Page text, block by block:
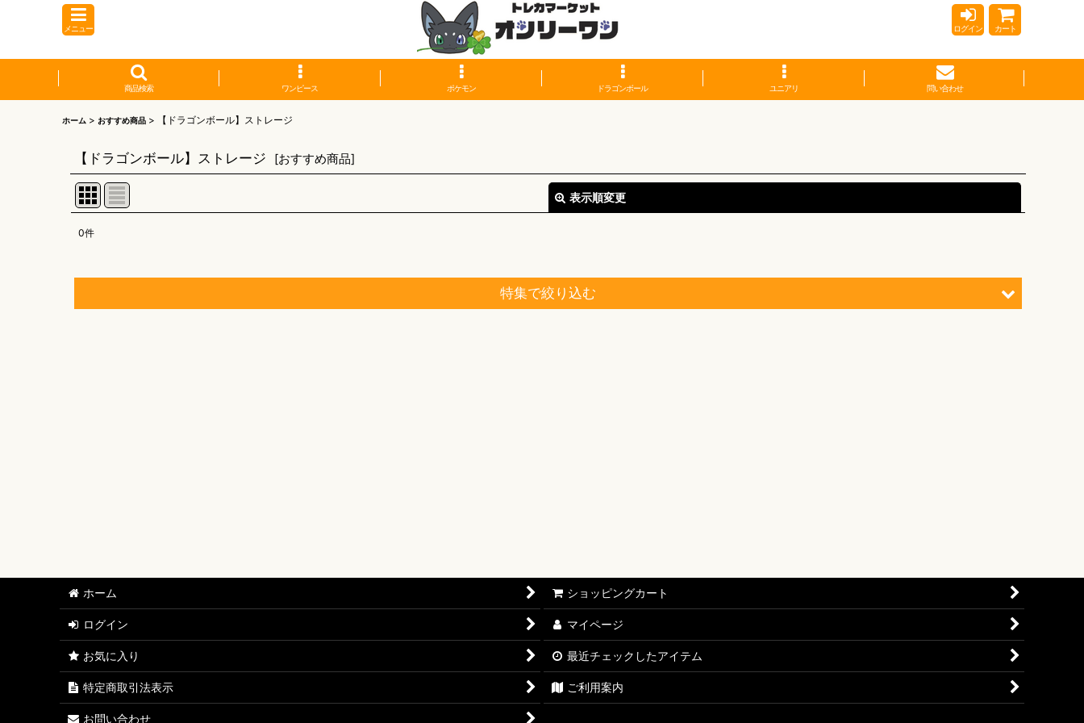
メニュー ログイン カート
商品検索 ワンピース ポケモン ドラゴンボール ユニアリ 問い合わせ
ホーム > おすすめ商品 > 【ドラゴンボール】ストレージ
【ドラゴンボール】ストレージ [おすすめ商品]
表示順変更
0件
特集で絞り込む
【ワンピースカード】エクストラブースター ONE PIECE Heroines Edition【EB-03】
【ワンピースカード】ブースターパック 受け継がれる意志【OP-13】
【ワンピースカード】プレミアムブースター ONE PIECE CARD THE BEST vol.2【PRB-02】
【ワンピースカード】ブースターパック 師弟の絆【OP-12】
【ワンピースカード】ブースターパック 神速の拳【OP-11】
ホーム ショッピングカート
ログイン マイページ
お気に入り 最近チェックしたアイテム
特定商取引法表示 ご利用案内
お問い合わせ